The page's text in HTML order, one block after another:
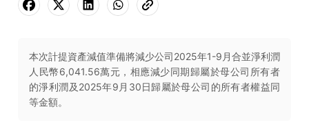
本次計提資產減值準備將減少公司2025年1-9月合並淨利潤
人民幣6,041.56萬元，相應減少同期歸屬於母公司所有者
的淨利潤及2025年9月30日歸屬於母公司的所有者權益同
等金額。